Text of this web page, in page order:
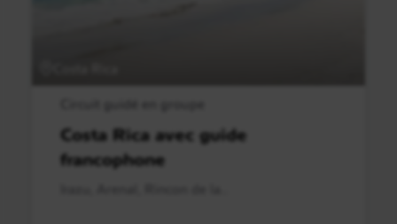
Costa Rica avec guide
francophone